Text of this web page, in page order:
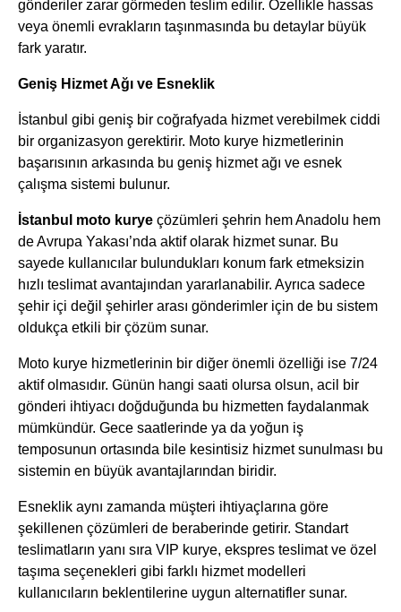
gönderiler zarar görmeden teslim edilir. Özellikle hassas
veya önemli evrakların taşınmasında bu detaylar büyük
fark yaratır.
Geniş Hizmet Ağı ve Esneklik
İstanbul gibi geniş bir coğrafyada hizmet verebilmek ciddi
bir organizasyon gerektirir. Moto kurye hizmetlerinin
başarısının arkasında bu geniş hizmet ağı ve esnek
çalışma sistemi bulunur.
İstanbul moto kurye çözümleri şehrin hem Anadolu hem
de Avrupa Yakası’nda aktif olarak hizmet sunar. Bu
sayede kullanıcılar bulundukları konum fark etmeksizin
hızlı teslimat avantajından yararlanabilir. Ayrıca sadece
şehir içi değil şehirler arası gönderimler için de bu sistem
oldukça etkili bir çözüm sunar.
Moto kurye hizmetlerinin bir diğer önemli özelliği ise 7/24
aktif olmasıdır. Günün hangi saati olursa olsun, acil bir
gönderi ihtiyacı doğduğunda bu hizmetten faydalanmak
mümkündür. Gece saatlerinde ya da yoğun iş
temposunun ortasında bile kesintisiz hizmet sunulması bu
sistemin en büyük avantajlarından biridir.
Esneklik aynı zamanda müşteri ihtiyaçlarına göre
şekillenen çözümleri de beraberinde getirir. Standart
teslimatların yanı sıra VIP kurye, ekspres teslimat ve özel
taşıma seçenekleri gibi farklı hizmet modelleri
kullanıcıların beklentilerine uygun alternatifler sunar.